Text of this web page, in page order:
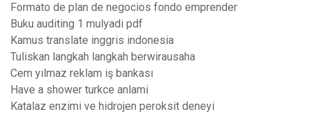
Formato de plan de negocios fondo emprender
Buku auditing 1 mulyadi pdf
Kamus translate inggris indonesia
Tuliskan langkah langkah berwirausaha
Cem yılmaz reklam iş bankası
Have a shower turkce anlami
Katalaz enzimi ve hidrojen peroksit deneyi